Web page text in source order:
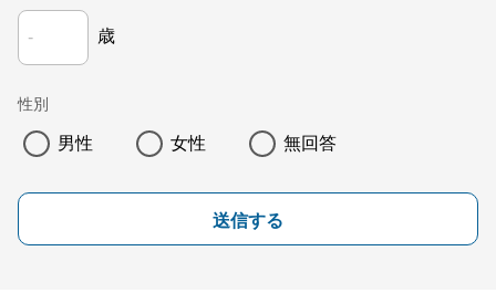
歳
性別
男性 女性 無回答
送信する